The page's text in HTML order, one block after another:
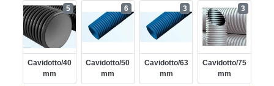
Cavidotto/40
Mm
5
Cavidotto/50
Mm
6
Cavidotto/63
Mm
3
Cavidotto/75
Mm
3